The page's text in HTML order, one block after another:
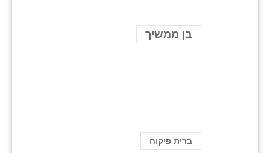
בן ממשיך
ברית פיקוח